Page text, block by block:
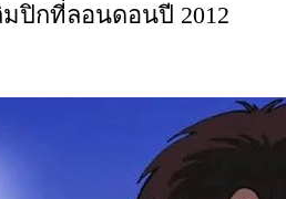
ปิกที่ลอนดอนปี 2012